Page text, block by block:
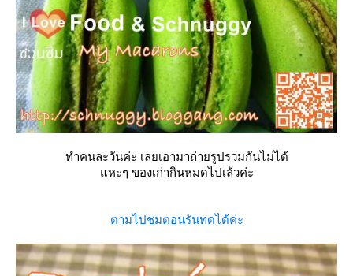
ทำคนละวันค่ะ เลยเอามาถ่ายรูปรวมกันไม่ได้
หะๆ ของเก่ากินหมดไปเล้วค่ะ
ตามไปชมตอนรันทดได้ค่ะ